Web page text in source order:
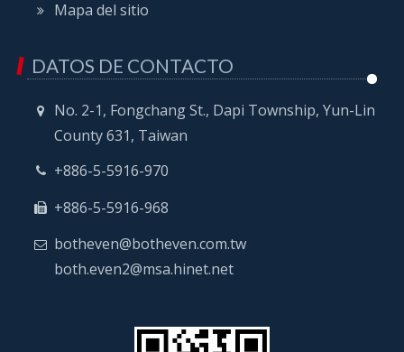
Mapa del sitio
DATOS DE CONTACTO
No. 2-1, Fongchang St., Dapi Township, Yun-Lin
County 631, Taiwan
+886-5-5916-970
+886-5-5916-968
botheven@botheven.com.tw
both.even2@msa.hinet.net